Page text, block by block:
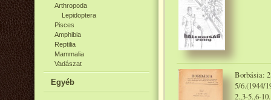
Arthropoda
Lepidoptera
Pisces
Amphibia
Reptilia
Mammalia
Vadászat
Egyéb
Borbásia:
5/6.(1944/
2.,3-5.,6-